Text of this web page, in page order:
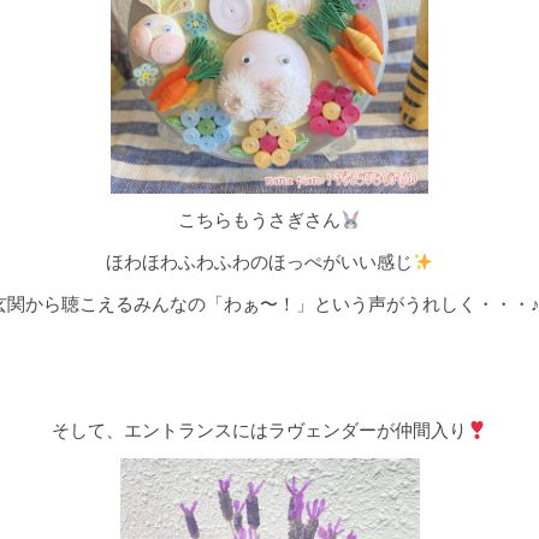
こちらもうさぎさん
ほわほわふわふわのほっぺがいい感じ
関から聴こえるみんなの「わぁ〜！」という声がうれしく・・
そして、エントランスにはラヴェンダーが仲間入り